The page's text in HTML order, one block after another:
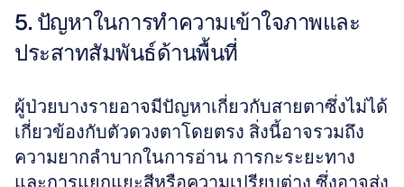
5. ปัญหาในการทำความเข้าใจภาพและ
ประสาทสัมพันธ์ด้านพื้นที่
ผู้ป่วยบางรายอาจมีปัญหาเกี่ยวกับสายตาซึ่งไม่ได้
เกี่ยวข้องกับตัวดวงตาโดยตรง สิ่งนี้อาจรวมถึง
ความยากลำบากในการอ่าน การกะระยะทาง